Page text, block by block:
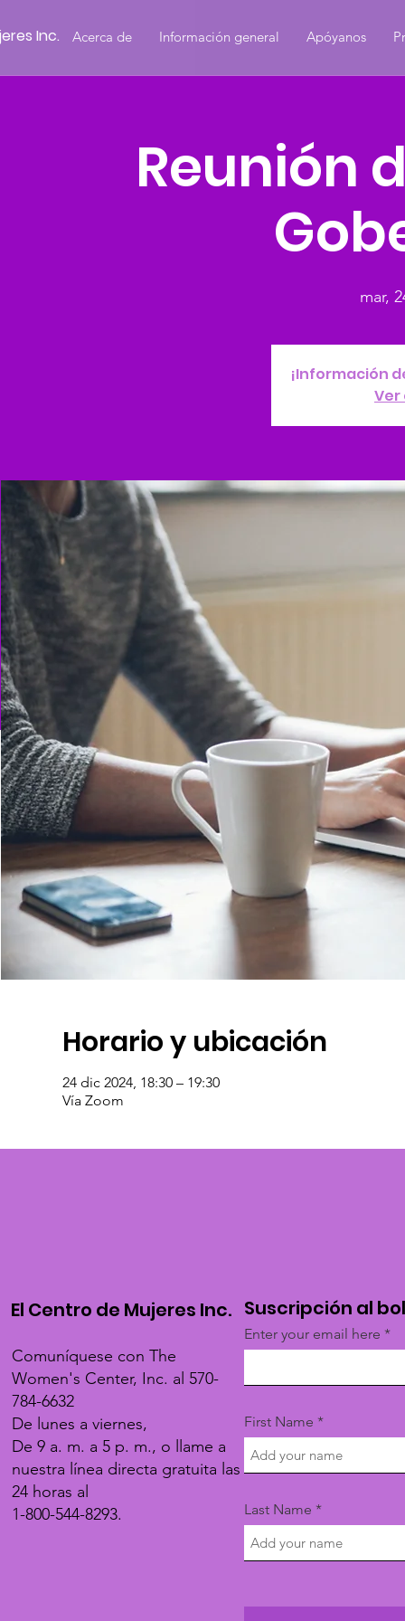
Acerca de Información general Apóyanos
Inc.
Reunión
mar,
¡Información
Horario y ubicación
24 dic 2024, 18:30 – 19:30
Vía Zoom
El Centro de Mujeres Inc.
Comuníquese con The
Women's Center, Inc. al 570-
784-6632
De lunes a viernes,
De 9 a. m. a 5 p. m., o llame a
nuestra línea directa gratuita las
24 horas al
1-800-544-8293.
Suscripción al
Enter your email here
First Name
Last Name